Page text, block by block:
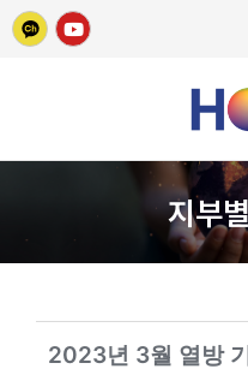
지부
2023년 3월 열방